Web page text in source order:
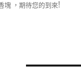
塊 ，期待您的到來!